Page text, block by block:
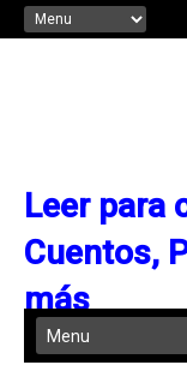
Leer para
Cuentos,
más